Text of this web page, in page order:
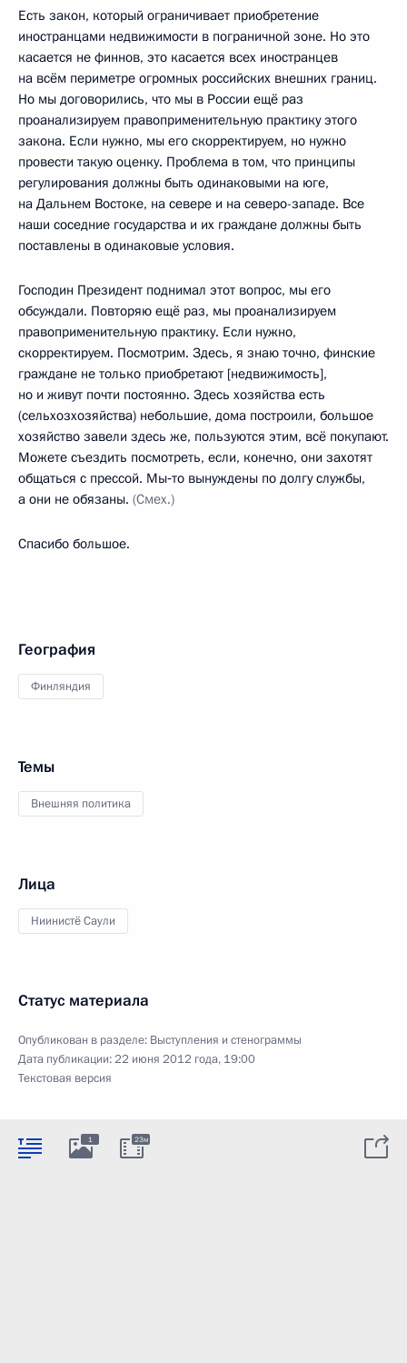
Есть закон, который ограничивает приобретение
иностранцами недвижимости в пограничной зоне. Но это
касается не финнов, это касается всех иностранцев
на всём периметре огромных российских внешних границ.
Но мы договорились, что мы в России ещё раз
проанализируем правоприменительную практику этого
закона. Если нужно, мы его скорректируем, но нужно
провести такую оценку. Проблема в том, что принципы
регулирования должны быть одинаковыми на юге,
на Дальнем Востоке, на севере и на северо-западе. Все
наши соседние государства и их граждане должны быть
поставлены в одинаковые условия.
Господин Президент поднимал этот вопрос, мы его
обсуждали. Повторяю ещё раз, мы проанализируем
правоприменительную практику. Если нужно,
скорректируем. Посмотрим. Здесь, я знаю точно, финские
граждане не только приобретают [недвижимость],
но и живут почти постоянно. Здесь хозяйства есть
(сельхозхозяйства) небольшие, дома построили, большое
хозяйство завели здесь же, пользуются этим, всё покупают.
Можете съездить посмотреть, если, конечно, они захотят
общаться с прессой. Мы‑то вынуждены по долгу службы,
а они не обязаны. (Смех.)
Спасибо большое.
География
Финляндия
Темы
Внешняя политика
Лица
Ниинистё Саули
Статус материала
Опубликован в разделе: Выступления и стенограммы
Дата публикации:22 июня 2012 года, 19:00
Текстовая версия
1 23м